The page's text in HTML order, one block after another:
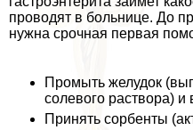
проводят в больнице. До
нужна срочная первая
Промыть желудок
солевого раствора) и
Принять сорбенты